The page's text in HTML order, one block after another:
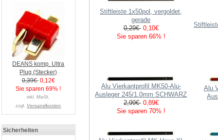
DEANS komp. Ultra
Plug (Stecker)
0,39€ 0,12€
Sie sparen 69% !
inkl. MwSt,
zzgl. Versandkosten
Sicherheiten
Stiftleiste 1x50pol, vergoldet,
gerade
0,29€ 0,10€
Sie sparen 66% !
Alu Vierkantprofil MK50-Alu-
Ausleger 245/1.0mm SCHWARZ
2,99€ 0,89€
Sie sparen 70% !
Alu